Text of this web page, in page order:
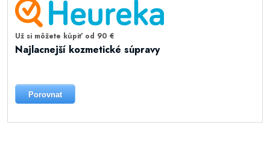
Už si môžete kúpiť od 90 €
Najlacnejší kozmetické súpravy
Porovnat